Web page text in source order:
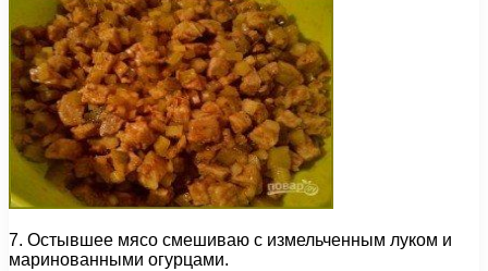
7. Остывшее мясо смешиваю с измельченным луком и
маринованными огурцами.